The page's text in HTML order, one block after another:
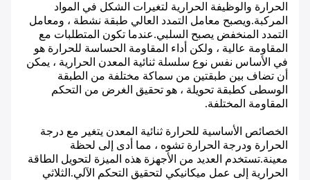
الحرارة والوظيفة الحرارية لتغيرات الشكل في المواد
المركبة.ويصبح معامل التمدد العالي طبقة نشطة ، ومعامل
التمدد المنخفض يصبح السلبي.عندما تكون المتطلبات مع
المقاومة عالية ، ولكن أداء المقاومة الحساسة للحرارة هو
في الأساس نفس نوع سلسلة ثنائية المعدن الحرارية ، يمكن
أن تضاف بين طبقتين من سماكة مختلفة من الطبقة
الوسطى كطبقة تحويلة ، هو تحقيق الغرض من التحكم
المقاومة المختلفة.
الخصائص الأساسية للحرارة ثنائية المعدن يتغير مع درجة
الحرارة ودرجة الحرارة تشوه ، مما أدى إلى لحظة
معينة.تستخدم العديد من الأجهزة هذه الميزة لتحويل الطاقة
الحرارية إلى عمل ميكانيكي لتحقيق التحكم الآلي.الثلاثي